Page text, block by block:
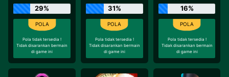
29%
Pola tidak tersedia !
Tidak disarankan bermain
di game ini
31%
Pola tidak tersedia !
Tidak disarankan bermain
di game ini
16%
Pola tidak tersedia !
Tidak disarankan bermain
di game ini